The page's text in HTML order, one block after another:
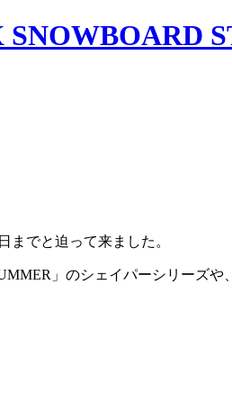
までと迫って来ました。
」のシェイパーシリーズや、